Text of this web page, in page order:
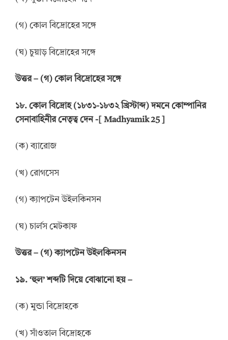
(গ) কোল বিদ্রোহের সঙ্গে
(ঘ) চুয়াড় বিদ্রোহের সঙ্গে
উত্তর– (গ) কোল বিদ্রোহের সঙ্গে
১৮. কোল বিদ্রোহ (১৮৩১-১৮৩২ খ্রিস্টাব্দ) দমনে কোম্পানির
সেনাবাহিনীর নেতৃত্ব দেন -[ Madhyamik 25 ]
(ক) ব্যারোজ
(খ) রোগসেস
(গ) ক্যাপটেন উইলকিনসন
(ঘ) চার্লস মেটকাফ
উত্তর– (গ) ক্যাপটেন উইলকিনসন
১৯. ‘হুল’ শব্দটি দিয়ে বোঝানো হয় –
(ক) মুন্ডা বিদ্রোহকে
(খ) সাঁওতাল বিদ্রোহকে